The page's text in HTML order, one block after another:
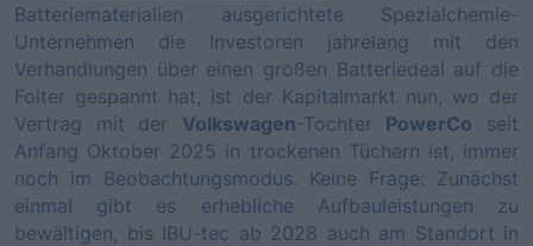
Batteriematerialien ausgerichtete Spezialchemie-
Unternehmen die Investoren jahrelang mit den
Verhandlungen über einen großen Batteriedeal auf die
Folter gespannt hat, ist der Kapitalmarkt nun, wo der
Vertrag mit der Volkswagen-Tochter PowerCo seit
Anfang Oktober 2025 in trockenen Tüchern ist, immer
noch im Beobachtungsmodus. Keine Frage: Zunächst
einmal gibt es erhebliche Aufbauleistungen zu
bewältigen, bis IBU-tec ab 2028 auch am Standort in